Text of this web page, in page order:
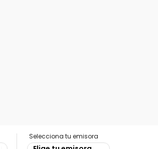
Selecciona tu emisora